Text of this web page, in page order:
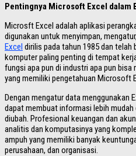
Pentingnya Microsoft Excel dalam
Microsft Excel adalah aplikasi
digunakan untuk menyimpan,
Excel dirilis pada tahun 1985 dan telah
komputer paling penting di tempat
fungsi apa pun di industri apa pun
yang memiliki pengetahuan Microsoft
Dengan mengatur data menggunakan
dapat membuat informasi lebih
diubah. Profesional keuangan dan
analitis dan komputasinya yang
ampuh yang memiliki banyak
perusahaan, dan organisasi.